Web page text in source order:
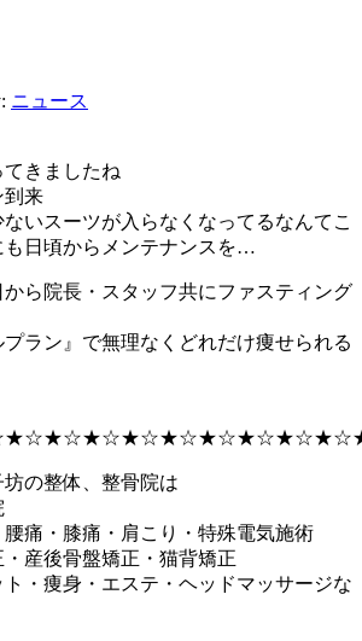
ニュース
きましたね
到来
いスーツが入らなくなってるなんてこ
も日頃からメンテナンスを…
ら院長・スタッフ共にファスティング
プラン』で無理なくどれだけ痩せられる
の整体、整骨院は
痛・膝痛・肩こり・特殊電気施術
産後骨盤矯正・猫背矯正
・痩身・エステ・ヘッドマッサージな